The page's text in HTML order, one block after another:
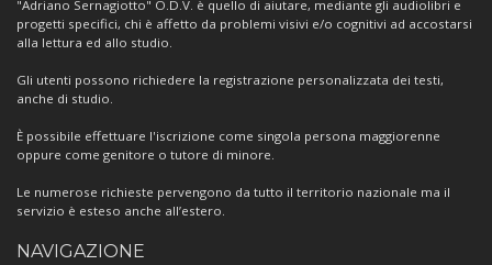
"Adriano Sernagiotto" O.D.V. è quello di aiutare, mediante gli audiolibri e
progetti specifici, chi è affetto da problemi visivi e/o cognitivi ad accostarsi
alla lettura ed allo studio.
Gli utenti possono richiedere la registrazione personalizzata dei testi,
anche di studio.
È possibile effettuare l'iscrizione come singola persona maggiorenne
oppure come genitore o tutore di minore.
Le numerose richieste pervengono da tutto il territorio nazionale ma il
servizio è esteso anche all’estero.
NAVIGAZIONE